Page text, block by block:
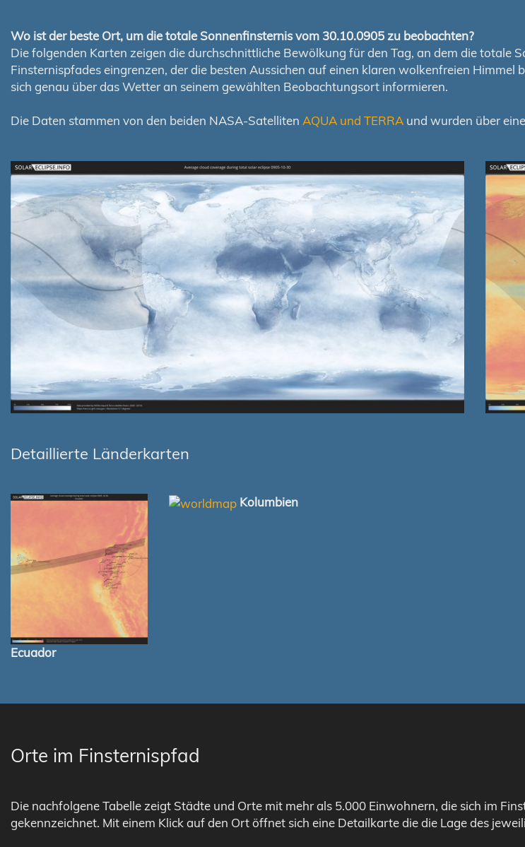
Wo ist der beste Ort, um die totale Sonnenfinsternis vom 30.10.0905 zu beobachten?
Die folgenden Karten zeigen die durchschnittliche Bewölkung für den Tag, an dem die
Finsternispfades eingrenzen, der die besten Aussichen auf einen klaren wolkenfreien
sich genau über das Wetter an seinem gewählten Beobachtungsort informieren.
Die Daten stammen von den beiden NASA-Satelliten AQUA und TERRA und wurden über
Detaillierte Länderkarten
Ecuador
Kolumbien
Orte im Finsternispfad
Die nachfolgene Tabelle zeigt Städte und Orte mit mehr als 5.000 Einwohnern, die sich im
gekennzeichnet. Mit einem Klick auf den Ort öffnet sich eine Detailkarte die die Lage des